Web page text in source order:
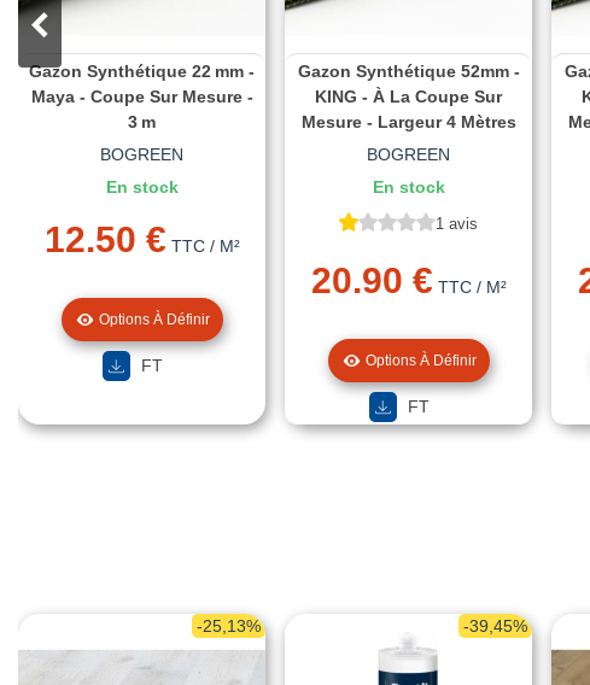
Gazon Synthétique 22 Mm -
Maya - Coupe Sur Mesure -
3 M
BOGREEN
En stock
12.50 € TTC/ M²
Options À Définir
FT
Gazon Synthétique 52mm -
KING - À La Coupe Sur
Mesure - Largeur 4 Mètres
BOGREEN
En stock
1 avis
20.90 € TTC/ M²
Options À Définir
FT
-25,13% -39,45%